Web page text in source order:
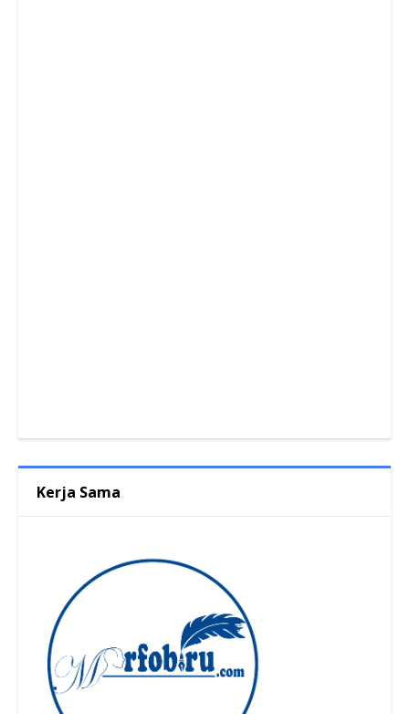
Kerja Sama